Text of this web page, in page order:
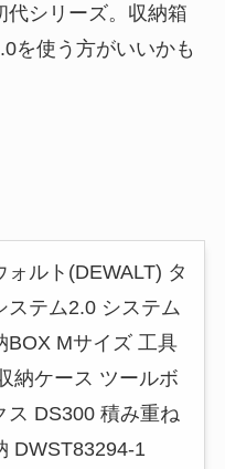
代シリーズ。収納箱
を使う方がいいかも
ォルト(DEWALT) タ
ステム2.0 システム
BOX Mサイズ 工具
納ケース ツールボ
ス DS300 積み重ね
DWST83294-1